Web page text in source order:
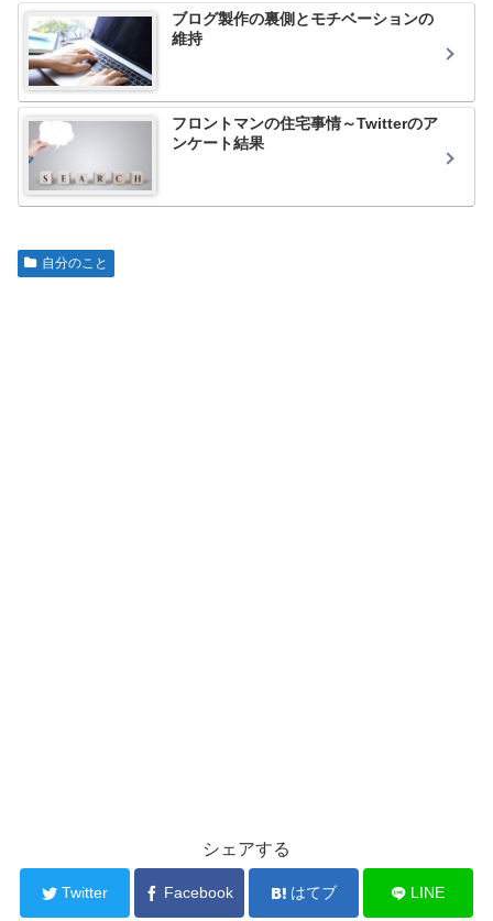
ブログ製作の裏側とモチベーションの
維持
フロントマンの住宅事情～Twitterのア
ンケート結果
自分のこと
シェアする
Twitter Facebook はてブ LINE